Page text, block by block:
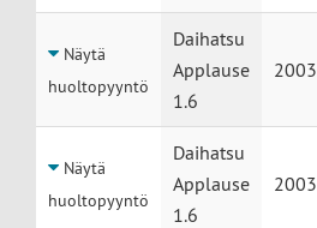
Näytä
huoltopyyntö
Daihatsu
Applause
1.6
2003
Näytä
huoltopyyntö
Daihatsu
Applause
1.6
2003